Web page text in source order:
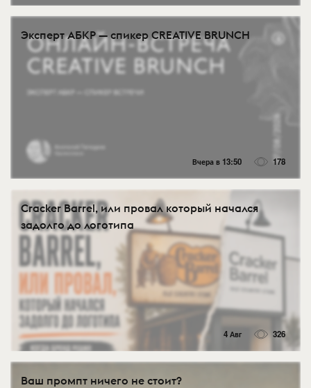
Эксперт АБКР — спикер CREATIVE BRUNCH
Вчера в 13:50 178
Cracker Barrel, или провал который начался
задолго до логотипа
4 Авг 326
Ваш промпт ничего не стоит?